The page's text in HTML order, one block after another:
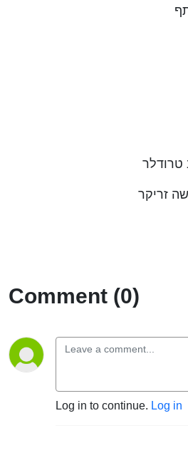
טרודלר
זריקר
Comment (0)
Log in to continue. Log in